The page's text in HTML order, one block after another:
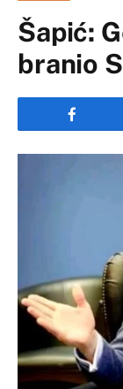
Šapić:
branio